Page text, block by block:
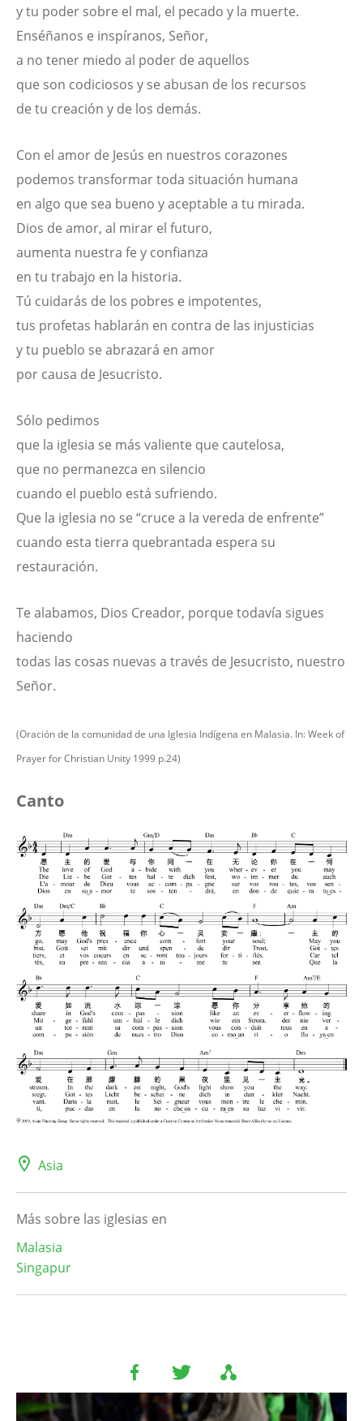
y tu poder sobre el mal, el pecado y la muerte.
Enséñanos e inspíranos, Señor,
a no tener miedo al poder de aquellos
que son codiciosos y se abusan de los recursos
de tu creación y de los demás.
Con el amor de Jesús en nuestros corazones
podemos transformar toda situación humana
en algo que sea bueno y aceptable a tu mirada.
Dios de amor, al mirar el futuro,
aumenta nuestra fe y confianza
en tu trabajo en la historia.
Tú cuidarás de los pobres e impotentes,
tus profetas hablarán en contra de las injusticias
y tu pueblo se abrazará en amor
por causa de Jesucristo.
Sólo pedimos
que la iglesia se más valiente que cautelosa,
que no permanezca en silencio
cuando el pueblo está sufriendo.
Que la iglesia no se “cruce a la vereda de enfrente”
cuando esta tierra quebrantada espera su
restauración.
Te alabamos, Dios Creador, porque todavía sigues
haciendo
todas las cosas nuevas a través de Jesucristo, nuestro
Señor.
(Oración de la comunidad de una Iglesia Indígena en Malasia. In: Week of
Prayer for Christian Unity 1999 p.24)
Canto
Asia
Más sobre las iglesias en
Malasia
Singapur
Image